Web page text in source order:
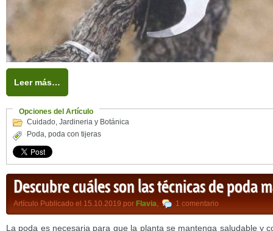
Leer más…
Opciones del Artículo
Cuidado, Jardineria y Botánica
Poda, poda con tijeras
Descubre cuáles son las técnicas de poda
Artículo Publicado el 15.10.2019 por Flavia, 1 comentario
La poda es necesaria para que la planta se mantenga saludable y